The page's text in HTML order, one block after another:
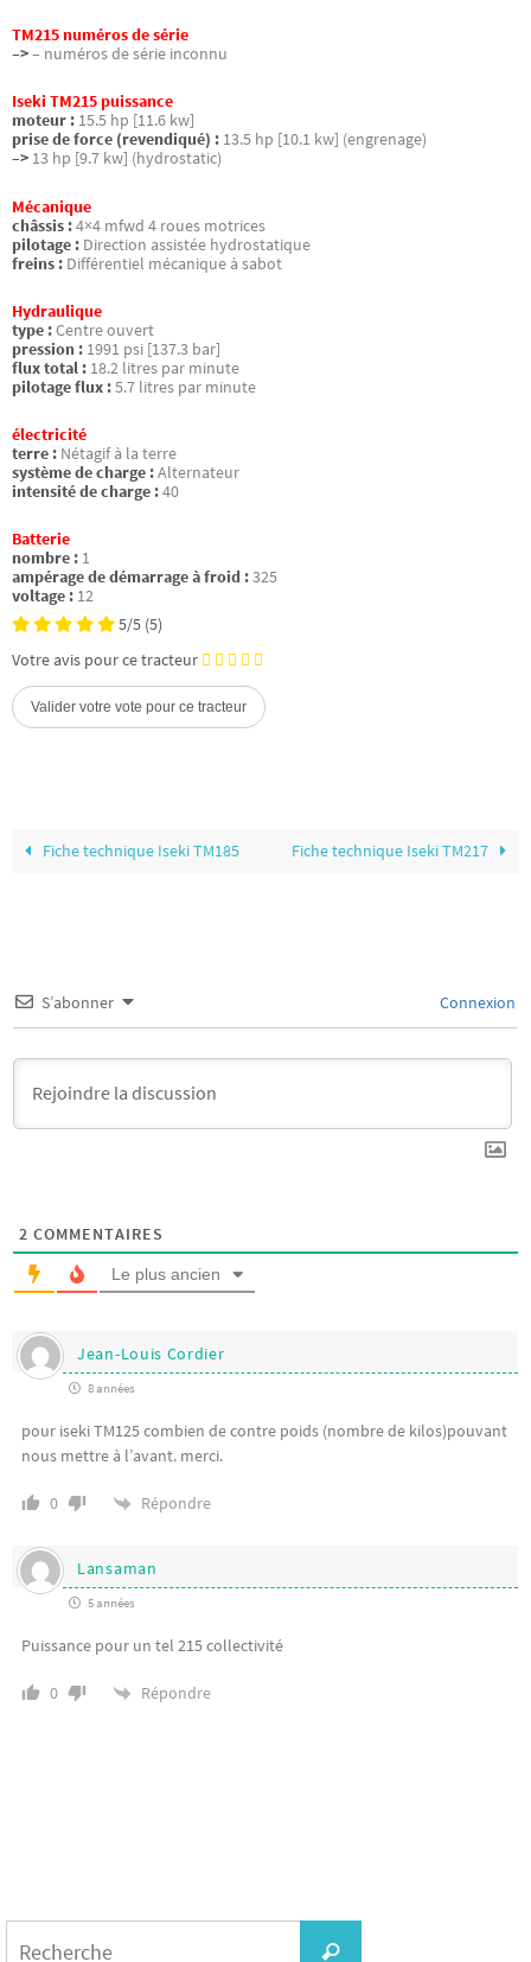
TM215 numéros de série
–>– numéros de série inconnu
Iseki TM215 puissance
moteur : 15.5 hp [11.6 kw]
prise de force (revendiqué) : 13.5 hp [10.1 kw] (engrenage)
–> 13 hp [9.7 kw] (hydrostatic)
Mécanique
châssis :4×4 mfwd 4 roues motrices
pilotage : Direction assistée hydrostatique
freins : Différentiel mécanique à sabot
Hydraulique
type :Centre ouvert
pression : 1991 psi [137.3 bar]
flux total : 18.2 litres par minute
pilotage flux :5.7 litres par minute
électricité
terre : Nétagif à la terre
système de charge :Alternateur
intensité de charge :40
Batterie
nombre : 1
ampérage de démarrage à froid :325
voltage : 12
5/5 (5)
Votre avis pour ce tracteur
Fiche technique Iseki TM185 Fiche technique Iseki TM217
S’abonner Connexion
2 COMMENTAIRES
Le plus ancien
Jean-Louis Cordier
8 années
pour iseki TM125 combien de contre poids (nombre de kilos)pouvant
nous mettre à l’avant. merci.
0 Répondre
Lansaman
5 années
Puissance pour un tel 215 collectivité
0 Répondre
Recherche